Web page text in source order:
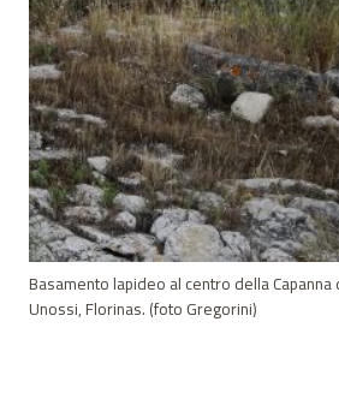
Basamento lapideo al centro della Capanna
Unossi, Florinas. (foto Gregorini)